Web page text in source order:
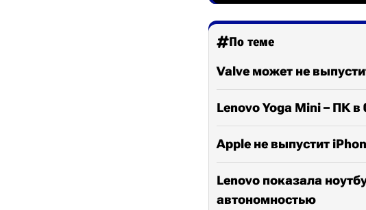
По теме
Valve может не
Lenovo Yoga Mini – ПК
Apple не выпустит
Lenovo показала
автономностью